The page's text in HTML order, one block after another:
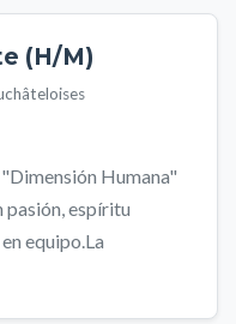
(H/M)
Humana"
pasión, espíritu
equipo.La